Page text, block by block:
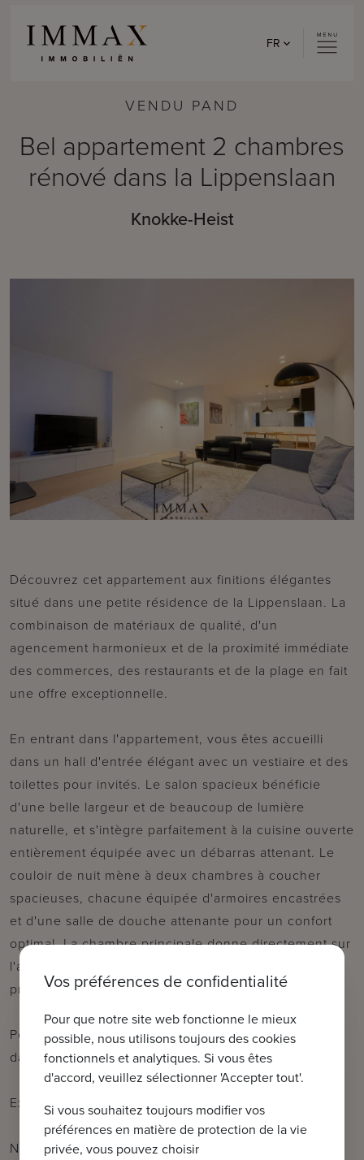
FR
VENDU PAND
Bel appartement 2 chambres
rénové dans la Lippenslaan
Knokke-Heist
Découvrez cet appartement aux finitions élégantes
situé dans une petite résidence de la Lippenslaan. La
combinaison de matériaux de qualité, d'un
agencement harmonieux et de la proximité immédiate
des commerces, des restaurants et de la plage en fait
une offre exceptionnelle.
En entrant dans l'appartement, vous êtes accueilli
dans un hall d'entrée élégant avec un vestiaire et des
toilettes pour invités. Le salon spacieux bénéficie
d'une belle largeur et de beaucoup de lumière
naturelle, et s'intègre parfaitement à la cuisine ouverte
entièrement équipée avec un débarras attenant. Le
couloir de nuit mène à deux chambres à coucher
spacieuses, chacune équipée d'armoires encastrées
et d'une salle de douche attenante pour un confort
optimal. La chambre principale donne directement sur
l'agréable terrasse arrière, un endroit idéal pour
profiter du calme.
Possibilité d'acheter une place de parking/garage
dans les environs immédiats !
Extrait urbanistique en cours de demande.
N'hésitez pas à nous contacter pour plus
Vos préférences de confidentialité
Pour que notre site web fonctionne le mieux
possible, nous utilisons toujours des cookies
fonctionnels et analytiques. Si vous êtes
d'accord, veuillez sélectionner 'Accepter tout'.
Si vous souhaitez toujours modifier vos
préférences en matière de protection de la vie
privée, vous pouvez choisir